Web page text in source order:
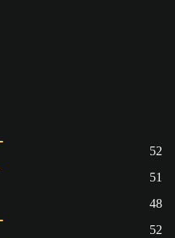
52
51
48
52